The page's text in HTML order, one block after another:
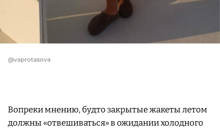
@vaprotasova
Вопреки мнению, будто закрытые жакеты летом
должны «отвешиваться» в ожидании холодного